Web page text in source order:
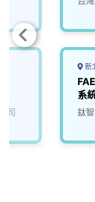
司
新
系
鈦